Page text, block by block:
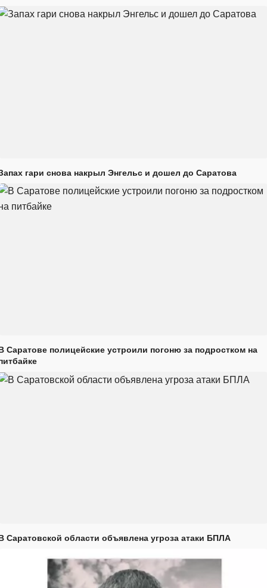
гари снова накрыл Энгельс и дошел до Саратова
Саратове полицейские устроили погоню за подростком на
Саратовской области объявлена угроза атаки БПЛА